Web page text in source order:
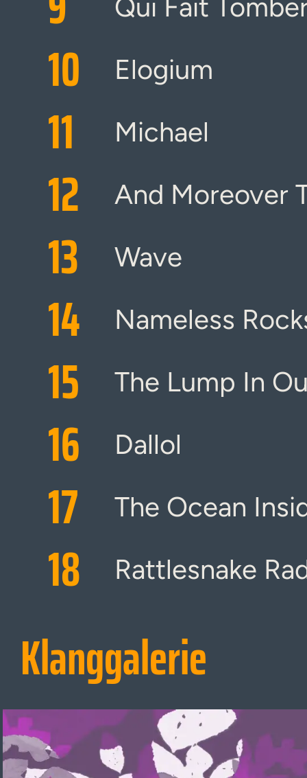
Qui Fait
10 Elogium
11 Michael
12 And Moreover
13 Wave
14 Nameless
15 The Lump In
16 Dallol
17 The Ocean
18 Rattlesnake
Klanggalerie